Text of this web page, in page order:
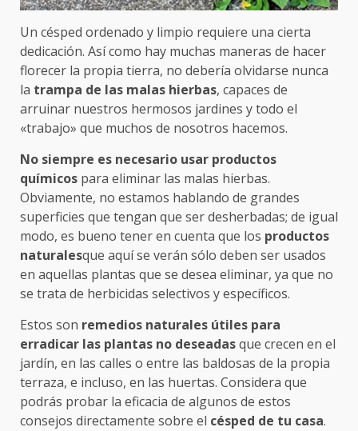
Un césped ordenado y limpio requiere una cierta
dedicación. Así como hay muchas maneras de hacer
florecer la propia tierra, no debería olvidarse nunca
la trampa de las malas hierbas, capaces de
arruinar nuestros hermosos jardines y todo el
«trabajo» que muchos de nosotros hacemos.
No siempre es necesario usar productos
químicos para eliminar las malas hierbas.
Obviamente, no estamos hablando de grandes
superficies que tengan que ser desherbadas; de igual
modo, es bueno tener en cuenta que los productos
naturalesque aquí se verán sólo deben ser usados
en aquellas plantas que se desea eliminar, ya que no
se trata de herbicidas selectivos y específicos.
Estos son remedios naturales útiles para
erradicar las plantas no deseadasque crecen en el
jardín, en las calles o entre las baldosas de la propia
terraza, e incluso, en las huertas. Considera que
podrás probar la eficacia de algunos de estos
consejos directamente sobre el césped de tu casa.